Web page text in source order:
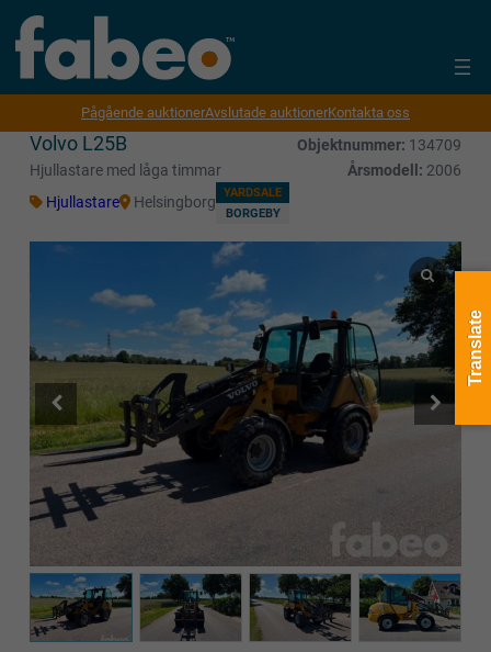
Pågående auktionerAvslutade auktionerKontakta oss
Volvo L25B Objektnummer: 134709
Hjullastare med låga timmar
Årsmodell: 2006
Hjullastare
Helsingborg
YARDSALE
BORGEBY
Det verkar som om dina inställningar hindrar dig från att
se detta innehållet. Med största sannolikhet är det för att
du har Upplevelse avstängt.
Translate